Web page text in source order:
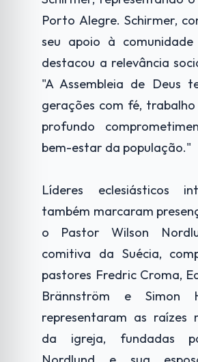
Porto Alegre. Schirmer,
seu apoio à comunidade
destacou a relevância
"A Assembleia de Deus
gerações com fé, trabalho
profundo
bem-estar da população."
Líderes eclesiásticos
também marcaram
o Pastor Wilson
comitiva da Suécia,
pastores Fredric Croma,
Brännström e Simon
representaram as raízes
da igreja, fundadas